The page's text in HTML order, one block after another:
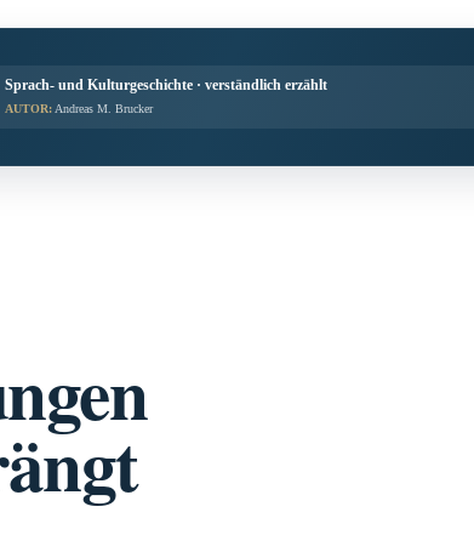
Sprach- und Kulturgeschichte · verständlich erzählt
AUTOR:Andreas M. Brucker